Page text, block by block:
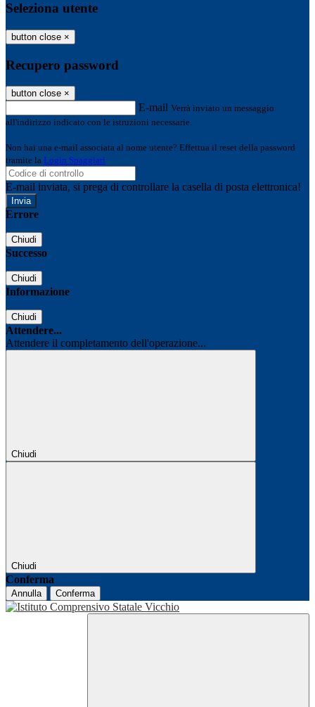
Seleziona utente
button close ×
Recupero password
button close ×
E-mail Verrà inviato un messaggio
all'indirizzo indicato con le istruzioni necessarie.
Non hai una e-mail associata al nome utente? Effettua il reset della password
tramite la Login Spaggiari
E-mail inviata, si prega di controllare la casella di posta elettronica!
Errore
Chiudi
Successo
Chiudi
Informazione
Chiudi
Attendere...
Attendere il completamento dell'operazione...
Chiudi
Chiudi
Conferma
Annulla Conferma